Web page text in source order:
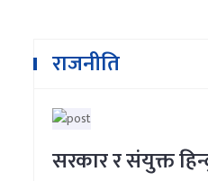
राजनीति
सरकार र संयुक्त